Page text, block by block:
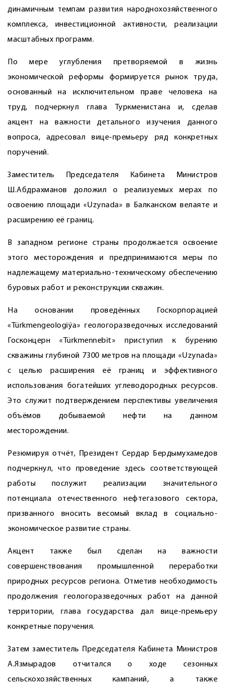
динамичным темпам развития народнохозяйственного
комплекса, инвестиционной активности, реализации
масштабных программ.
По мере углубления претворяемой в жизнь
экономической реформы формируется рынок труда,
основанный на исключительном праве человека на
труд, подчеркнул глава Туркменистана и, сделав
акцент на важнос­ти детального изучения данного
вопроса, адресовал вице-премьеру ряд конкретных
поручений.
Заместитель Председателя Кабинета Минист­ров
Ш.Абдрахманов доложил о реализуемых мерах по
освоению площади «Uzynada» в Балканском велаяте и
расширению её границ.
В западном регионе страны продолжается освоение
этого месторождения и предпринимаются меры по
надлежащему материально-техническому обеспечению
буровых работ и реконструкции скважин.
На основании проведённых Госкорпорацией
«Türkmengeologiýa» геологоразведочных исследований
Госконцерн «Türkmennebit» приступил к бурению
скважины глубиной 7300 метров на площади «Uzynada»
с целью расширения её границ и эффективного
использования богатейших углеводородных ресурсов.
Это служит подтверждением перс­пективы увеличения
объёмов добываемой нефти на данном
месторождении.
Резюмируя отчёт, Президент Сердар Бердымухамедов
подчеркнул, что проведение здесь соответствующей
работы послужит реализации значительного
потенциала оте­чественного нефтегазового сектора,
призванного вносить весомый вклад в социально-
экономическое развитие страны.
Акцент также был сделан на важности
совершенствования промышленной переработки
природных ресурсов региона. Отметив необходимость
продолжения геологоразведочных работ на данной
территории, глава государства дал вице-премьеру
конкретные поручения.
Затем заместитель Председателя Кабинета Министров
А.Язмырадов отчитался о ходе сезонных
сельскохозяйственных кампаний, а также